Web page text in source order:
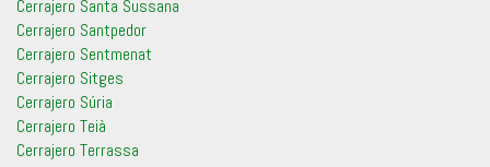
Cerrajero Santa Sussana
Cerrajero Santpedor
Cerrajero Sentmenat
Cerrajero Sitges
Cerrajero Súria
Cerrajero Teià
Cerrajero Terrassa